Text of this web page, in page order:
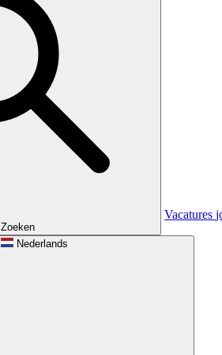
Zoeken
Vacatures
Nederlands